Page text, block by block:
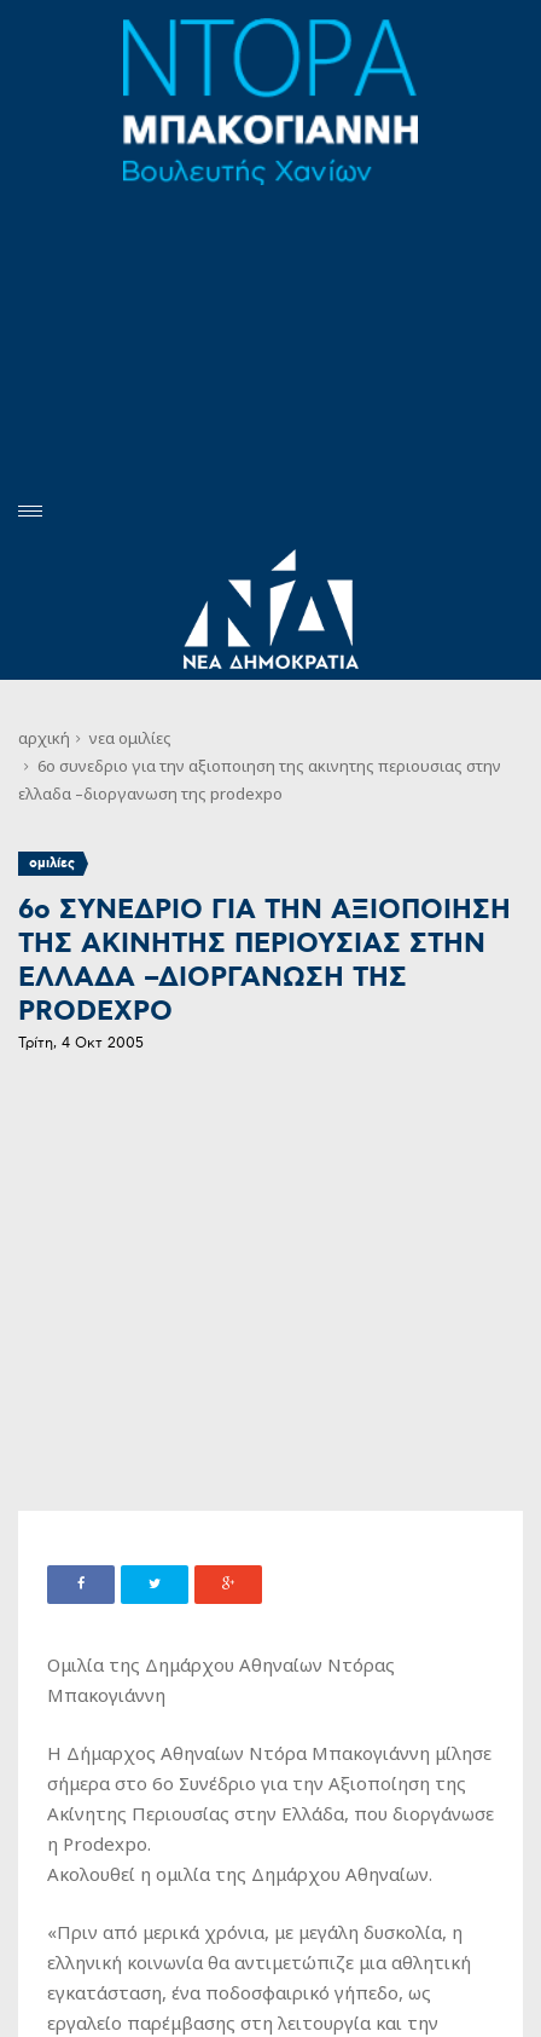
αρχική νεα ομιλίες
6ο συνεδριο για την αξιοποιηση της ακινητης περιουσιας στην
ελλαδα –διοργανωση της prodexpo
ομιλίες
6ο ΣΥΝΕΔΡΙΟ ΓΙΑ ΤΗΝ ΑΞΙΟΠΟΙΗΣΗ
ΤΗΣ ΑΚΙΝΗΤΗΣ ΠΕΡΙΟΥΣΙΑΣ ΣΤΗΝ
ΕΛΛΑΔΑ –ΔΙΟΡΓΑΝΩΣΗ ΤΗΣ
PRODEXPO
Τρίτη, 4 Οκτ 2005
Ομιλία της Δημάρχου Αθηναίων Ντόρας
Μπακογιάννη
Η Δήμαρχος Αθηναίων Ντόρα Μπακογιάννη μίλησε
σήμερα στο 6ο Συνέδριο για την Αξιοποίηση της
Ακίνητης Περιουσίας στην Ελλάδα, που διοργάνωσε
η Prodexpo.
Ακολουθεί η ομιλία της Δημάρχου Αθηναίων.
«Πριν από μερικά χρόνια, με μεγάλη δυσκολία, η
ελληνική κοινωνία θα αντιμετώπιζε μια αθλητική
εγκατάσταση, ένα ποδοσφαιρικό γήπεδο, ως
εργαλείο παρέμβασης στη λειτουργία και την